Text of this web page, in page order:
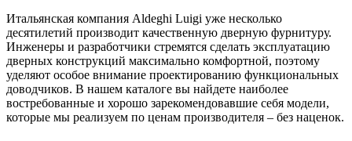
Итальянская компания Aldeghi Luigi уже несколько
десятилетий производит качественную дверную фурнитуру.
Инженеры и разработчики стремятся сделать эксплуатацию
дверных конструкций максимально комфортной, поэтому
уделяют особое внимание проектированию функциональных
доводчиков. В нашем каталоге вы найдете наиболее
востребованные и хорошо зарекомендовавшие себя модели,
которые мы реализуем по ценам производителя – без наценок.